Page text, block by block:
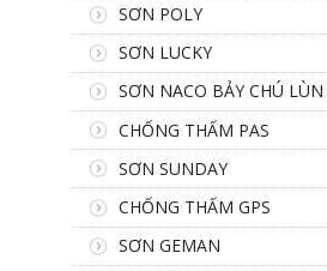
SƠN POLY
SƠN LUCKY
SƠN NACO BẢY CHÚ LÙN
CHỐNG THẤM PAS
SƠN SUNDAY
CHỐNG THẤM GPS
SƠN GEMAN